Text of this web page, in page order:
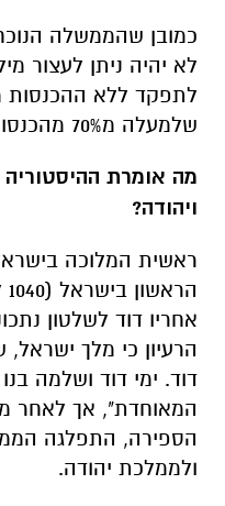
כמובן שהממשלה
לא יהיה ניתן לעצור
לתפקד ללא ההכנסות
שלמעלה מ70% מהכנסות המדינה מבוססות עליו.
מה אומרת
ויהודה?
ראשית המלוכה
אחריו דוד לשלטון
הרעיון כי מלך
דוד. ימי דוד ושלמה
הספירה, התפלגה
ולממלכת יהודה.